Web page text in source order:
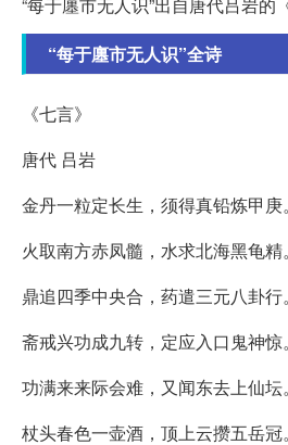
“每于廛市无人识”全诗
《七言》
唐代 吕岩
金丹一粒定长生，须得真铅炼甲庚。
火取南方赤凤髓，水求北海黑龟精。
鼎追四季中央合，药遣三元八卦行。
斋戒兴功成九转，定应入口鬼神惊。
功满来来际会难，又闻东去上仙坛。
杖头春色一壶酒，顶上云攒五岳冠。